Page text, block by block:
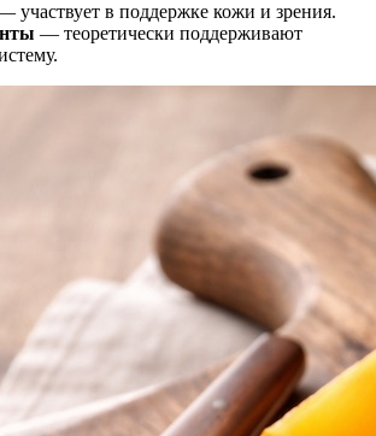
участвует в поддержке кожи и зрения.
— теоретически поддерживают